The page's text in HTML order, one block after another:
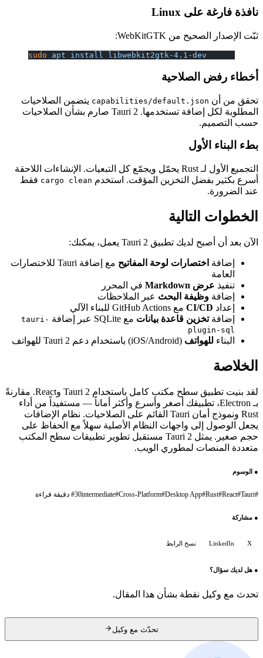
نافذة فارغة على Linux
ثبّت الإصدار الصحيح من WebKitGTK:
sudo apt install libwebkit2gtk-4.1-dev
أخطاء رفض الصلاحية
تحقق من أنcapabilities/default.jsonيتضمن الصلاحيات
المطلوبة لكل إضافة تستخدمها. Tauri 2 صارم بشأن الصلاحيات
حسب التصميم.
بطء البناء الأول
التجميع الأول لـ Rust يحمّل ويجمّع كل التبعيات. الإنشاءات اللاحقة
أسرع بكثير بفضل التخزين المؤقت. استخدمcargo cleanفقط
عند الضرورة.
الخطوات التالية
الآن بعد أن أصبح لديك تطبيق Tauri 2 يعمل، يمكنك:
إضافةاختصارات لوحة المفاتيح
مع إضافة Tauri للاختصارات
العامة
تنفيذعرض Markdown
في المحرر
إضافةوظيفة البحثعبر الملاحظات
إعدادCI/CDمع GitHub Actions للبناء الآلي
إضافةتخزين قاعدة بياناتمع SQLite عبر إضافة
tauri-
plugin-sql
البناءللهواتف(iOS/Android) باستخدام دعم Tauri 2 للهواتف
الخلاصة
لقد بنيت تطبيق سطح مكتب كامل باستخدام Tauri 2 وReact. مقارنةً
بـ Electron، تطبيقك أصغر وأسرع وأكثر أماناً — مستفيداً من أداء
Rust ونموذج أمان Tauri القائم على الصلاحيات. نظام الإضافات
يجعل الوصول إلى واجهات النظام الأصلية سهلاً مع الحفاظ على
حجم صغير. يمثل Tauri 2 مستقبل تطوير تطبيقات سطح المكتب
متعددة المنصات لمطوري الويب.
●الوسوم
Tauri
#
React
#
Rust
#
Desktop App
#
Cross-Platform
#
intermediate
#30 دقيقة قراءة
●مشاركة
LinkedIn نسخ الرابط
●هل لديك سؤال؟
تحدث مع وكيل نقطة بشأن هذا المقال.
تحدّث مع وكيل